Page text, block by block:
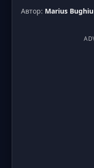
Автор: Marius Bughiu